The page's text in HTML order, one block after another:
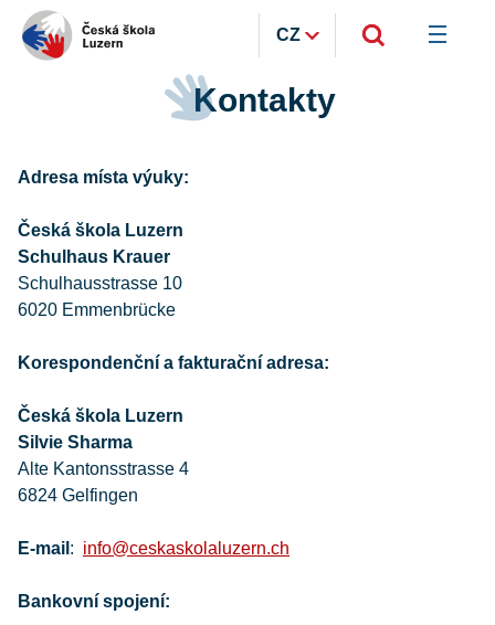
CZ
Kontakty
Adresa místa výuky:
Česká škola Luzern
Schulhaus Krauer
Schulhausstrasse 10
6020 Emmenbrücke
Korespondenční a fakturační adresa:
Česká škola Luzern
Silvie Sharma
Alte Kantonsstrasse 4
6824 Gelfingen
E-mail : info@ceskaskolaluzern.ch
Bankovní spojení: